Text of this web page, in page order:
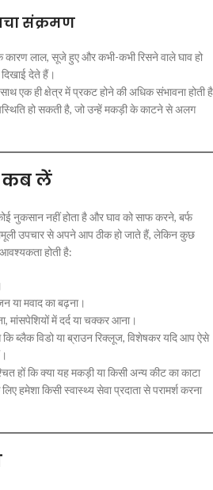
संक्रमण
लाल, सूजे हुए और कभी-कभी रिसने वाले घाव हो
देते हैं।
एक ही क्षेत्र में प्रकट होने की अधिक संभावना होती है
हो सकती है, जो उन्हें मकड़ी के काटने से अलग
कब लें
नुकसान नहीं होता है और घाव को साफ करने, बर्फ
उपचार से अपने आप ठीक हो जाते हैं, लेकिन कुछ
होती है:
या मवाद का बढ़ना।
में दर्द या चक्कर आना।
ब्लैक विडो या ब्राउन रिक्लूज, विशेषकर यदि आप ऐसे
हों कि क्या यह मकड़ी या किसी अन्य कीट का काटा
हमेशा किसी स्वास्थ्य सेवा प्रदाता से परामर्श करना